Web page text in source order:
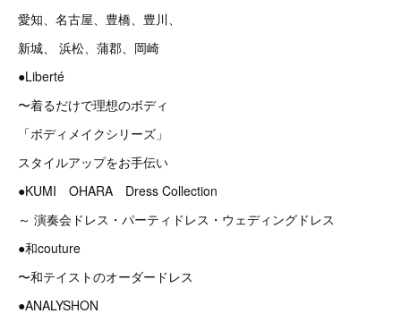
愛知、名古屋、豊橋、豊川、
新城、 浜松、蒲郡、岡崎
●Liberté
〜着るだけで理想のボディ
「ボディメイクシリーズ」
スタイルアップをお手伝い
●KUMI OHARA Dress Collection
～ 演奏会ドレス・パーティドレス・ウェディングドレス
●和couture
〜和テイストのオーダードレス
●ANALYSHON